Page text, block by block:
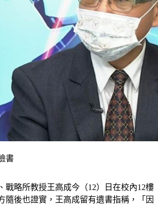
書
戰略所教授王高成今（12）日在校內12樓
隨後也證實，王高成留有遺書指稱，「因